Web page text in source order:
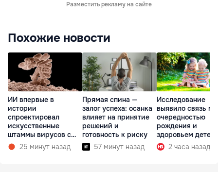
Разместить рекламу на сайте
Похожие новости
ИИ впервые в
истории
спроектировал
искусственные
штаммы вирусов с
нуля25 минут назад
Прямая спина —
залог успеха: осанка
влияет на принятие
решений и
готовность к риску
57 минут назад
Исследование
выявило связь
очередностью
рождения и
здоровьем детей
2 часа назад